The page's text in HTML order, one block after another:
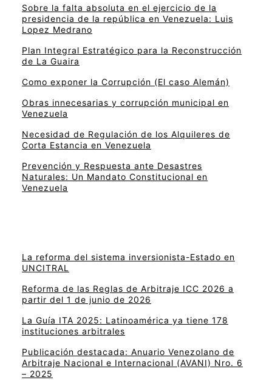
Sobre la falta absoluta en el ejercicio de la
presidencia de la república en Venezuela: Luis
Lopez Medrano
Plan Integral Estratégico para la Reconstrucción
de La Guaira
Como exponer la Corrupción (El caso Alemán)
Obras innecesarias y corrupción municipal en
Venezuela
Necesidad de Regulación de los Alquileres de
Corta Estancia en Venezuela
Prevención y Respuesta ante Desastres
Naturales: Un Mandato Constitucional en
Venezuela
La reforma del sistema inversionista-Estado en
UNCITRAL
Reforma de las Reglas de Arbitraje ICC 2026 a
partir del 1 de junio de 2026
La Guía ITA 2025: Latinoamérica ya tiene 178
instituciones arbitrales
Publicación destacada: Anuario Venezolano de
Arbitraje Nacional e Internacional (AVANI) Nro. 6
– 2025